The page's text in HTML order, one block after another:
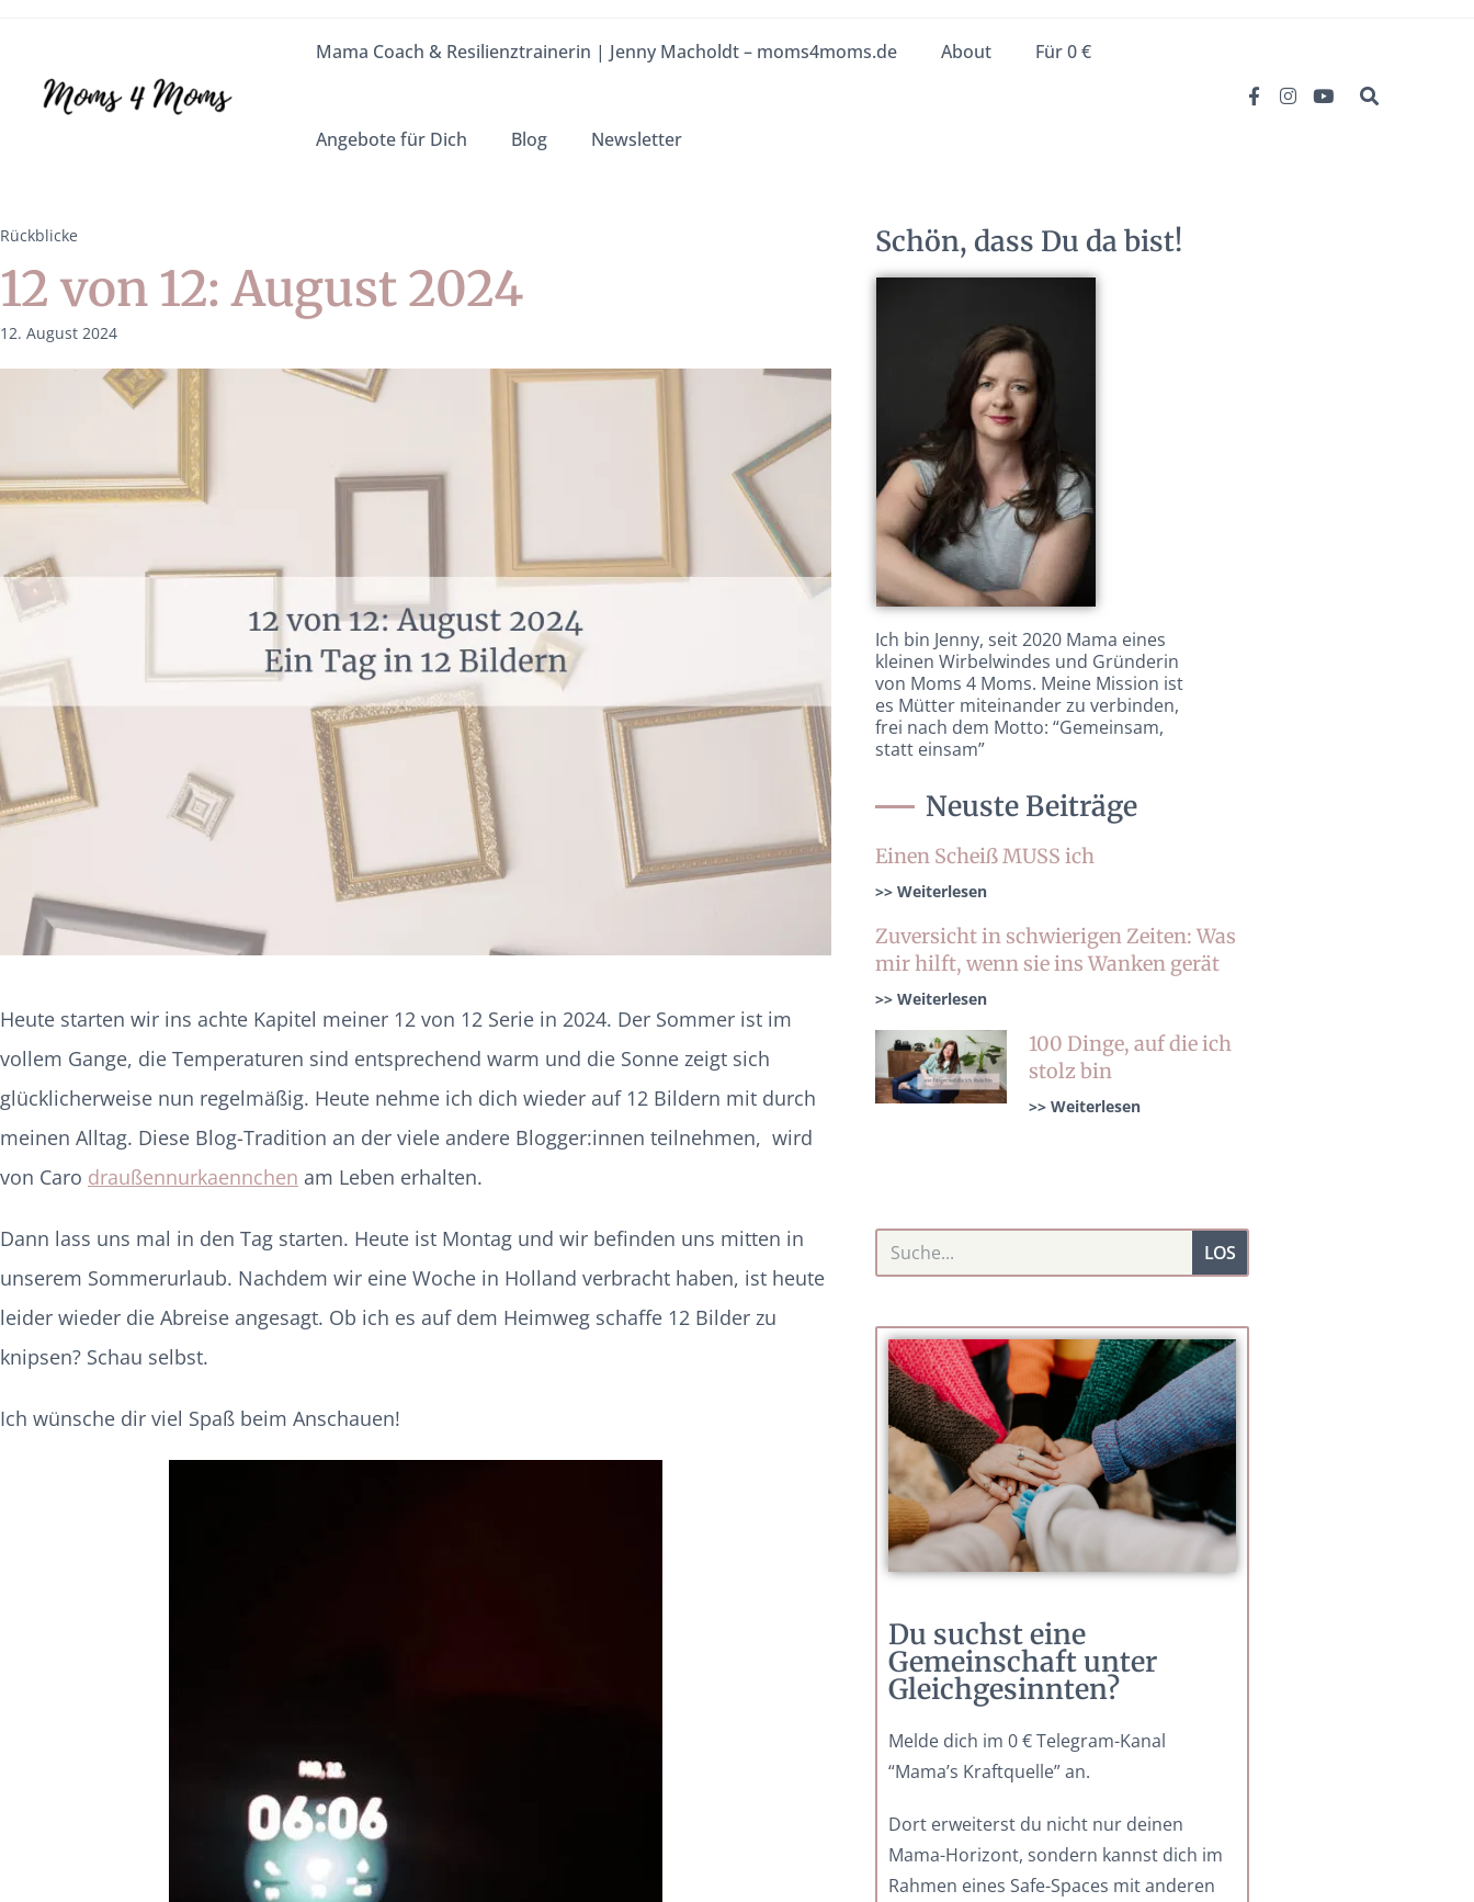
Mama Coach & Resilienztrainerin | Jenny Macholdt – moms4moms.de About Für 0 €
Angebote für Dich Blog Newsletter
Rückblicke
12 von 12: August 2024
12. August 2024
Heute starten wir ins achte Kapitel meiner 12 von 12 Serie in 2024. Der Sommer ist im
vollem Gange, die Temperaturen sind entsprechend warm und die Sonne zeigt sich
glücklicherweise nun regelmäßig. Heute nehme ich dich wieder auf 12 Bildern mit durch
meinen Alltag. Diese Blog-Tradition an der viele andere Blogger:innen teilnehmen, wird
von Caro draußennurkaennchen am Leben erhalten.
Dann lass uns mal in den Tag starten. Heute ist Montag und wir befinden uns mitten in
unserem Sommerurlaub. Nachdem wir eine Woche in Holland verbracht haben, ist heute
leider wieder die Abreise angesagt. Ob ich es auf dem Heimweg schaffe 12 Bilder zu
knipsen? Schau selbst.
Ich wünsche dir viel Spaß beim Anschauen!
Schön, dass Du da bist!
Ich bin Jenny, seit 2020 Mama eines
kleinen Wirbelwindes und Gründerin
von Moms 4 Moms. Meine Mission ist
es Mütter miteinander zu verbinden,
frei nach dem Motto: “Gemeinsam,
statt einsam”
Neuste Beiträge
Einen Scheiß MUSS ich
>> Weiterlesen
Zuversicht in schwierigen Zeiten: Was
mir hilft, wenn sie ins Wanken gerät
>> Weiterlesen
100 Dinge, auf die ich
stolz bin
>> Weiterlesen
LOS
Du suchst eine
Gemeinschaft unter
Gleichgesinnten?
Melde dich im 0 € Telegram-Kanal
“Mama’s Kraftquelle” an.
Dort erweiterst du nicht nur deinen
Mama-Horizont, sondern kannst dich im
Rahmen eines Safe-Spaces mit anderen